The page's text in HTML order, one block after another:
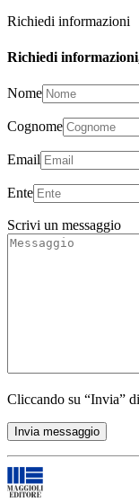
Richiedi informazioni
Richiedi
Nome
Cognome
Email
Ente
Scrivi un messaggio
Cliccando su “Invia”